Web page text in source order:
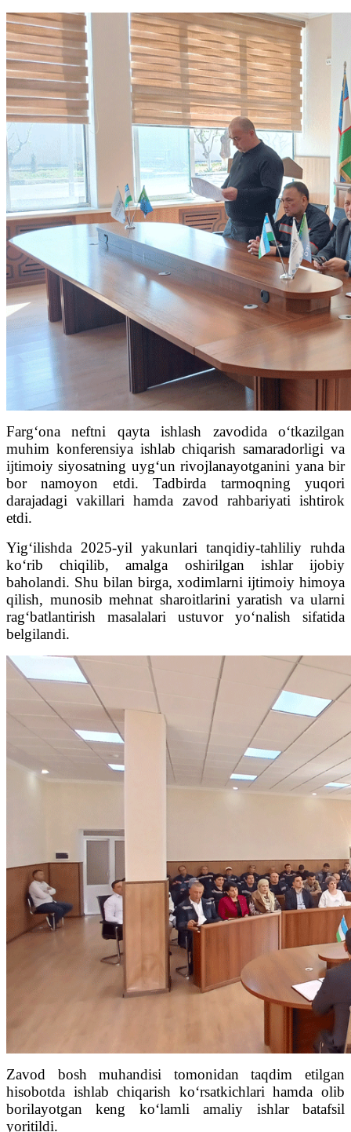
Farg‘ona neftni qayta ishlash zavodida o‘tkazilgan
muhim konferensiya ishlab chiqarish samaradorligi va
ijtimoiy siyosatning uyg‘un rivojlanayotganini yana bir
bor namoyon etdi. Tadbirda tarmoqning yuqori
darajadagi vakillari hamda zavod rahbariyati ishtirok
etdi.
Yig‘ilishda 2025-yil yakunlari tanqidiy-tahliliy ruhda
ko‘rib chiqilib, amalga oshirilgan ishlar ijobiy
baholandi. Shu bilan birga, xodimlarni ijtimoiy himoya
qilish, munosib mehnat sharoitlarini yaratish va ularni
rag‘batlantirish masalalari ustuvor yo‘nalish sifatida
belgilandi.
Zavod bosh muhandisi tomonidan taqdim etilgan
hisobotda ishlab chiqarish ko‘rsatkichlari hamda olib
borilayotgan keng ko‘lamli amaliy ishlar batafsil
yoritildi.